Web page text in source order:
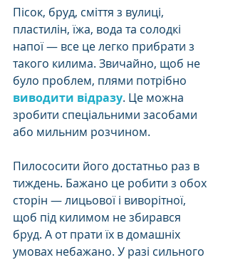
Пісок, бруд, сміття з вулиці,
пластилін, їжа, вода та солодкі
напої — все це легко прибрати з
такого килима. Звичайно, щоб не
було проблем, плями потрібно
виводити відразу. Це можна
зробити спеціальними засобами
або мильним розчином.
Пилососити його достатньо раз в
тиждень. Бажано це робити з обох
сторін — лицьової і виворітної,
щоб під килимом не збирався
бруд. А от прати їх в домашніх
умовах небажано. У разі сильного